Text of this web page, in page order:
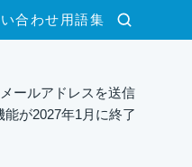
検索
合わせ 用語集
ールアドレスを送信
能が2027年1月に終了